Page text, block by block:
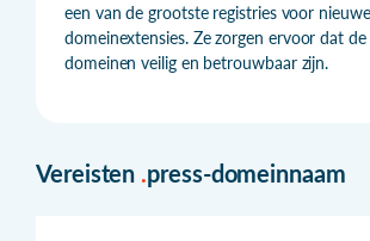
een van de grootste registries voor nieuwe
domeinextensies. Ze zorgen ervoor dat de
domeinen veilig en betrouwbaar zijn.
Vereisten .press-domeinnaam